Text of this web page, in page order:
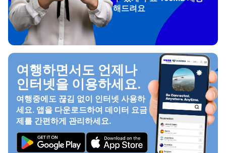
해드려요
여행하면서도 언제나
인터넷을 이용하세요.
여행중에도 끊김 없이 인터넷 사용하
세요. 앱을 다운로드하여 데이터 요금
제를 간편하게 관리하세요.